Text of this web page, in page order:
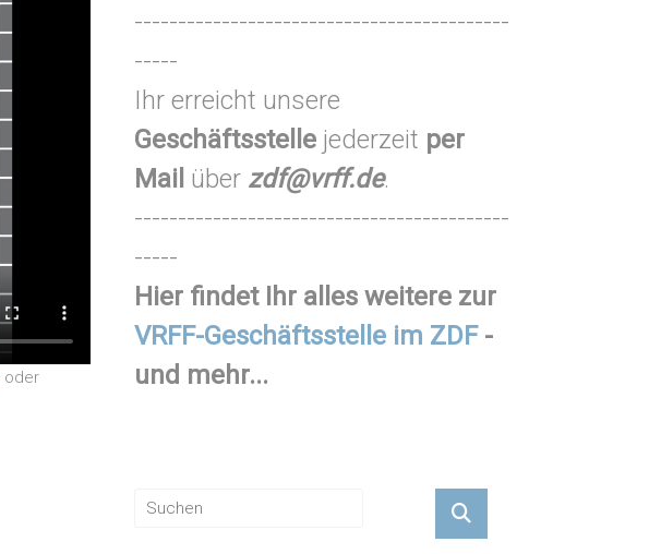
oder
-------------------------------------------
-----
Ihr erreicht unsere
Geschäftsstelle jederzeit per
Mail über zdf@vrff.de.
-------------------------------------------
-----
Hier findet Ihr alles weitere zur
VRFF-Geschäftsstelle im ZDF-
und mehr...